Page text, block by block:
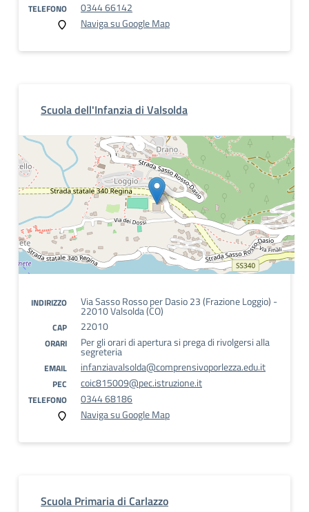
TELEFONO
0344 66142
Naviga su Google Map
Scuola dell'Infanzia di Valsolda
INDIRIZZO Via Sasso Rosso per Dasio 23 (Frazione Loggio) -
22010 Valsolda (CO)
CAP 22010
ORARI Per gli orari di apertura si prega di rivolgersi alla
segreteria
EMAIL infanziavalsolda@comprensivoporlezza.edu.it
PEC coic815009@pec.istruzione.it
TELEFONO
0344 68186
Naviga su Google Map
Scuola Primaria di Carlazzo